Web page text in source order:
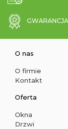
O nas
O firmie
Kontakt
Oferta
Okna
Drzwi